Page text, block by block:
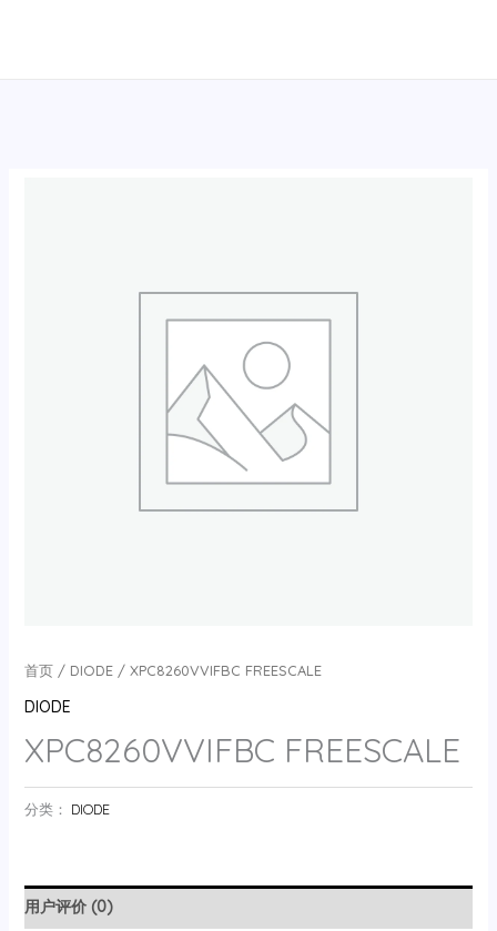
首页/ DIODE/ XPC8260VVIFBC FREESCALE
DIODE
XPC8260VVIFBC FREESCALE
分类： DIODE
用户评价 (0)